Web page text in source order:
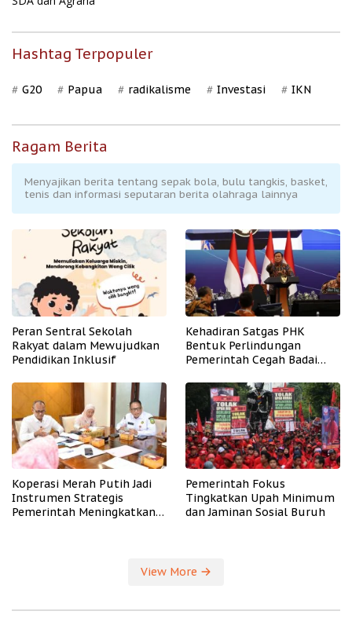
Hashtag Terpopuler
G20 Papua radikalisme Investasi IKN
Ragam Berita
Menyajikan berita tentang sepak bola, bulu tangkis, basket,
tenis dan informasi seputaran berita olahraga lainnya
Peran Sentral Sekolah
Rakyat dalam Mewujudkan
Pendidikan Inklusif
Kehadiran Satgas PHK
Bentuk Perlindungan
Pemerintah Cegah Badai
Koperasi Merah Putih Jadi
Instrumen Strategis
Pemerintah Meningkatkan
Pemerintah Fokus
Tingkatkan Upah Minimum
dan Jaminan Sosial Buruh
View More